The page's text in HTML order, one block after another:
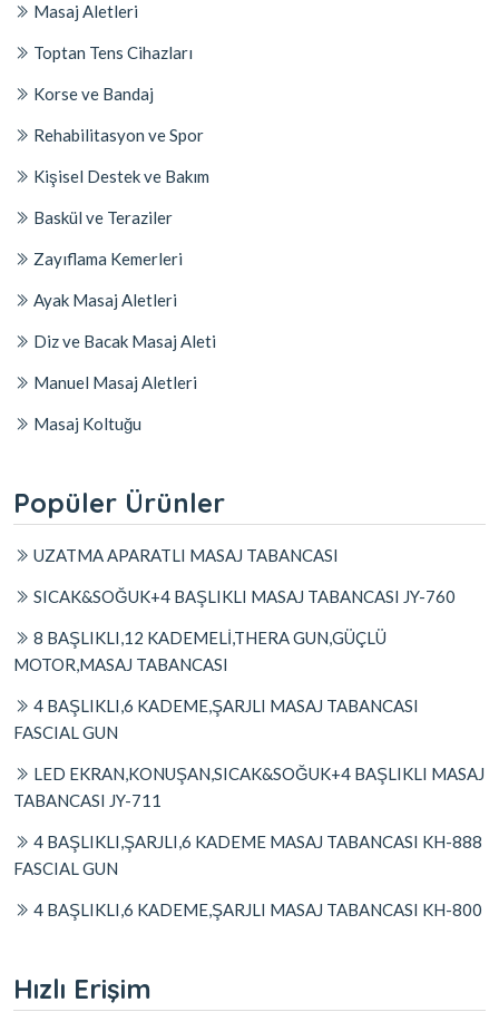
Masaj Aletleri
Toptan Tens Cihazları
Korse ve Bandaj
Rehabilitasyon ve Spor
Kişisel Destek ve Bakım
Baskül ve Teraziler
Zayıflama Kemerleri
Ayak Masaj Aletleri
Diz ve Bacak Masaj Aleti
Manuel Masaj Aletleri
Masaj Koltuğu
Popüler Ürünler
UZATMA APARATLI MASAJ TABANCASI
SICAK&SOĞUK+4 BAŞLIKLI MASAJ TABANCASI JY-760
8 BAŞLIKLI,12 KADEMELİ,THERA GUN,GÜÇLÜ
MOTOR,MASAJ TABANCASI
4 BAŞLIKLI,6 KADEME,ŞARJLI MASAJ TABANCASI
FASCIAL GUN
LED EKRAN,KONUŞAN,SICAK&SOĞUK+4 BAŞLIKLI MASAJ
TABANCASI JY-711
4 BAŞLIKLI,ŞARJLI,6 KADEME MASAJ TABANCASI KH-888
FASCIAL GUN
4 BAŞLIKLI,6 KADEME,ŞARJLI MASAJ TABANCASI KH-800
Hızlı Erişim